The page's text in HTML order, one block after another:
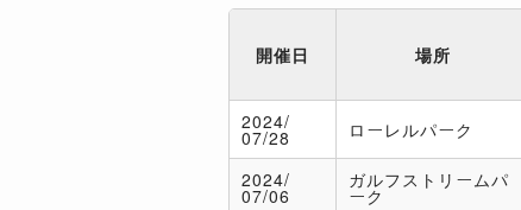
開催日 場所
2024/
07/28 ローレルパーク
2024/
07/06
ガルフストリームパ
ーク